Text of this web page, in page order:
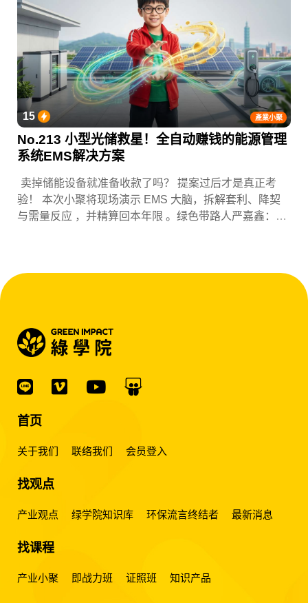
產業小聚
15
No.213 小型光储救星！全自动赚钱的能源管理
系统EMS解决方案
卖掉储能设备就准备收款了吗？ 提案过后才是真正考
验！ 本次小聚将现场演示 EMS 大脑，拆解套利、降契
与需量反应 ，并精算回本年限 。绿色带路人严嘉鑫：
首页
关于我们 联络我们 会员登入
找观点
产业观点 绿学院知识库 环保流言终结者 最新消息
找课程
产业小聚 即战力班 证照班 知识产品